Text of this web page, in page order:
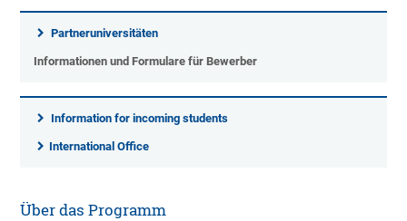
Partneruniversitäten
Informationen und Formulare für Bewerber
Information for incoming students
International Office
Über das Programm